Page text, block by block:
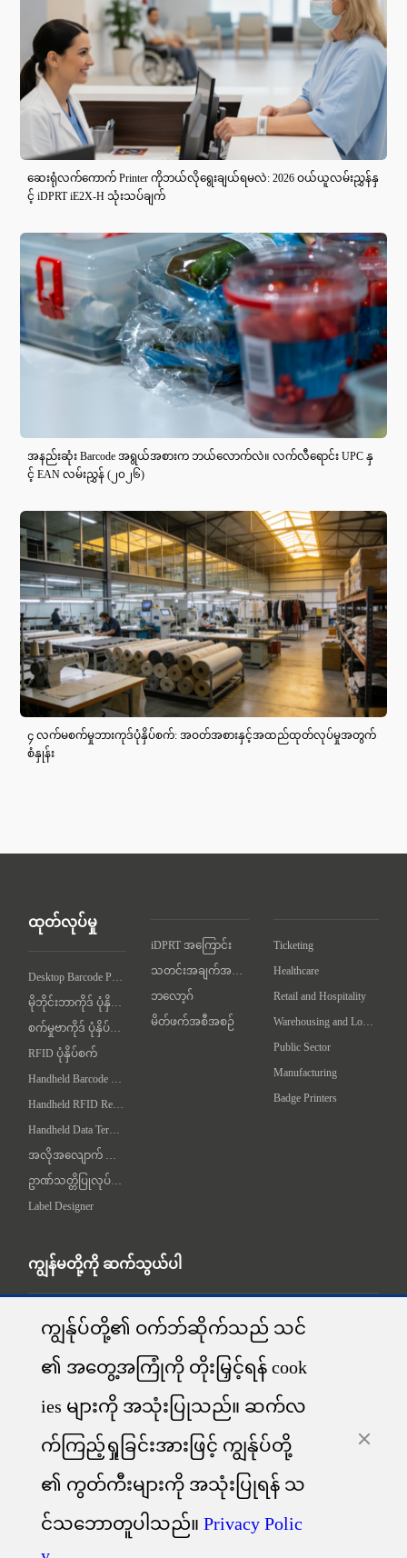
ဆေးရုံလက်ကောက် Printer ကိုဘယ်လိုရွေးချယ်ရမလဲ: 2026 ဝယ်ယူလမ်းညွှန်နှ
င့် iDPRT iE2X-H သုံးသပ်ချက်
အနည်းဆုံး Barcode အရွယ်အစားက ဘယ်လောက်လဲ။ လက်လီရောင်း UPC နှ
င့် EAN လမ်းညွှန် (၂၀၂၆)
၄ လက်မစက်မှုဘားကုဒ်ပုံနှိပ်စက်: အဝတ်အစားနှင့်အထည်ထုတ်လုပ်မှုအတွက်
စံနှုန်း
ကျွန်ုပ်တို့၏ ဝက်ဘ်ဆိုက်သည် သင်
၏ အတွေ့အကြုံကို တိုးမြှင့်ရန် cook
ies များကို အသုံးပြုသည်။ ဆက်လ
က်ကြည့်ရှုခြင်းအားဖြင့် ကျွန်ုပ်တို့
၏ ကွတ်ကီးများကို အသုံးပြုရန် သ
င်သဘောတူပါသည်။ Privacy Polic
ထုတ်လုပ်မှု
RFID ပုံနှိပ်စက်
Label Designer
iDPRT အကြောင်း
ဘလော့ဂ်
မိတ်ဖက်အစီအစဉ်
Ticketing
Healthcare
Retail and Hospitality
Public Sector
Manufacturing
Badge Printers
ကျွန်မတို့ကို ဆက်သွယ်ပါ
ADDR：1-5F, No.8, Gaoqi South 12th Road, Huli District, Xiamen, China
Tech Support:+86-400-766-7666
Sales Support: contact@idprt.com
Technical Support: technical@idprt.com
လူမှုရေး မီဒီယာမှာ ကျွန်မတို့ကို ရှာကြည့်ပါ: